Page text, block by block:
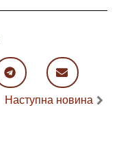
Наступна новина